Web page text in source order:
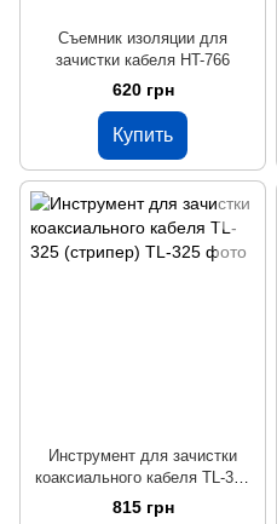
Съемник изоляции для
зачистки кабеля HT-766
620 грн
Купить
Инструмент для зачистки
коаксиального кабеля TL-325
(стрипер)
815 грн